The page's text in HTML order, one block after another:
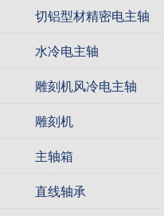
切铝型材精密电主轴
水冷电主轴
雕刻机风冷电主轴
雕刻机
主轴箱
直线轴承